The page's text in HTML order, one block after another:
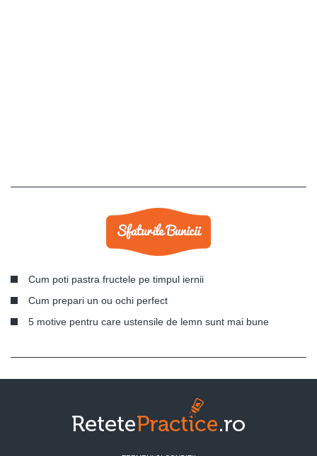
Cum poti pastra fructele pe timpul iernii
Cum prepari un ou ochi perfect
5 motive pentru care ustensile de lemn sunt mai bune